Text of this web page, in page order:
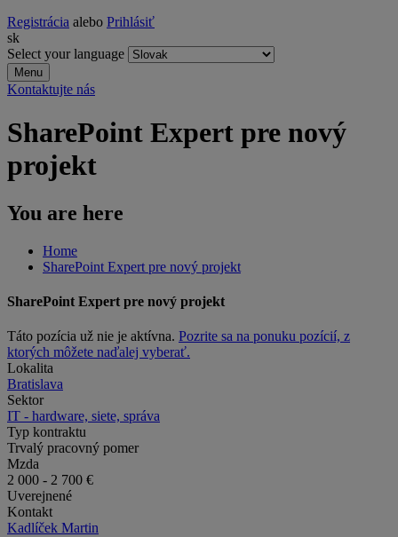
Registrácia alebo Prihlásiť
sk
Select your language
Menu
Kontaktujte nás
SharePoint Expert pre nový
projekt
You are here
Home
SharePoint Expert pre nový projekt
SharePoint Expert pre nový projekt
Táto pozícia už nie je aktívna. Pozrite sa na ponuku pozícií, z
ktorých môžete naďalej vyberať.
Lokalita
Bratislava
Sektor
IT - hardware, siete, správa
Typ kontraktu
Trvalý pracovný pomer
Mzda
2 000 - 2 700 €
Uverejnené
Kontakt
Kadlíček Martin